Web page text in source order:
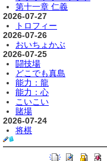
第十一章 仁義
2026-07-27
トロフィー
2026-07-26
おいちょかぶ
2026-07-25
闘技場
どこでも真島
能力：龍
能力：心
こいこい
賭場
2026-07-24
将棋